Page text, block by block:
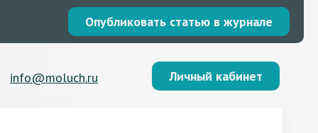
Опубликовать статью в журнале
info@moluch.ru Личный кабинет